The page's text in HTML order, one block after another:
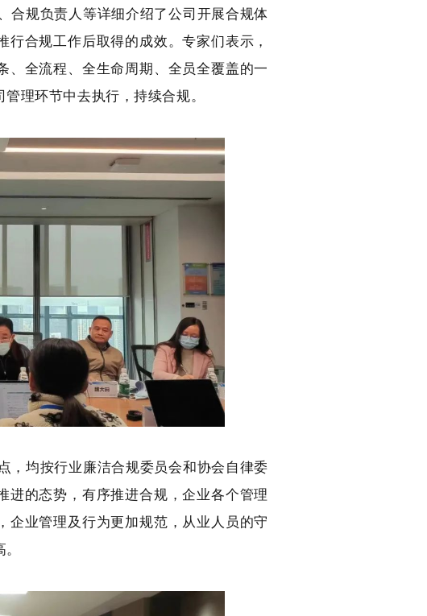
规负责人等详细介绍了公司开展合规体
合规工作后取得的成效。专家们表示，
、全流程、全生命周期、全员全覆盖的一
理环节中去执行，持续合规。
，均按行业廉洁合规委员会和协会自律委
进的态势，有序推进合规，企业各个管理
企业管理及行为更加规范，从业人员的守